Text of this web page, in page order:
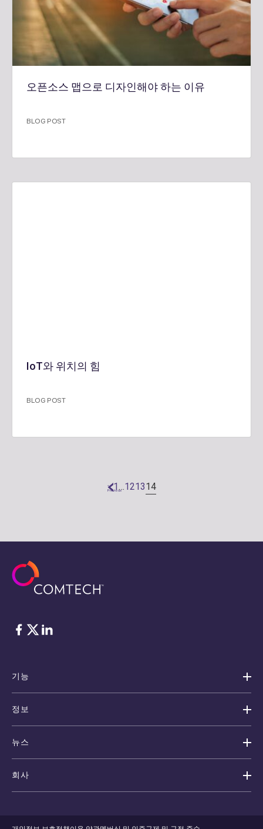
오픈소스 맵으로 디자인해야 하는 이유
BLOG POST
IoT와 위치의 힘
BLOG POST
«
Previous
1…121314
Facebook
Twitter
LinkedIn
기능
정보
뉴스
회사